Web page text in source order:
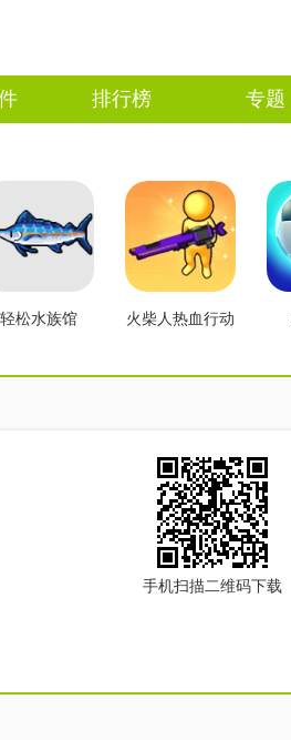
排行榜 专题
轻松水族馆 火柴人热血行动
手机扫描二维码下载